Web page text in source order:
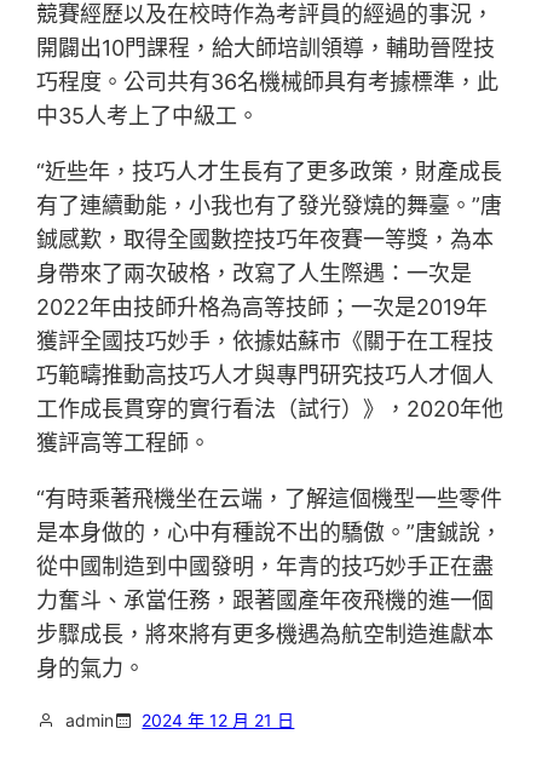
競賽經歷以及在校時作為考評員的經過的事況，
開闢出10門課程，給大師培訓領導，輔助晉陞技
巧程度。公司共有36名機械師具有考據標準，此
中35人考上了中級工。
“近些年，技巧人才生長有了更多政策，財產成長
有了連續動能，小我也有了發光發燒的舞臺。”唐
鋮感歎，取得全國數控技巧年夜賽一等獎，為本
身帶來了兩次破格，改寫了人生際遇：一次是
2022年由技師升格為高等技師；一次是2019年
獲評全國技巧妙手，依據姑蘇市《關于在工程技
巧範疇推動高技巧人才與專門研究技巧人才個人
工作成長貫穿的實行看法（試行）》，2020年他
獲評高等工程師。
“有時乘著飛機坐在云端，了解這個機型一些零件
是本身做的，心中有種說不出的驕傲。”唐鋮說，
從中國制造到中國發明，年青的技巧妙手正在盡
力奮斗、承當任務，跟著國產年夜飛機的進一個
步驟成長，將來將有更多機遇為航空制造進獻本
身的氣力。
admin 2024 年 12 月 21 日